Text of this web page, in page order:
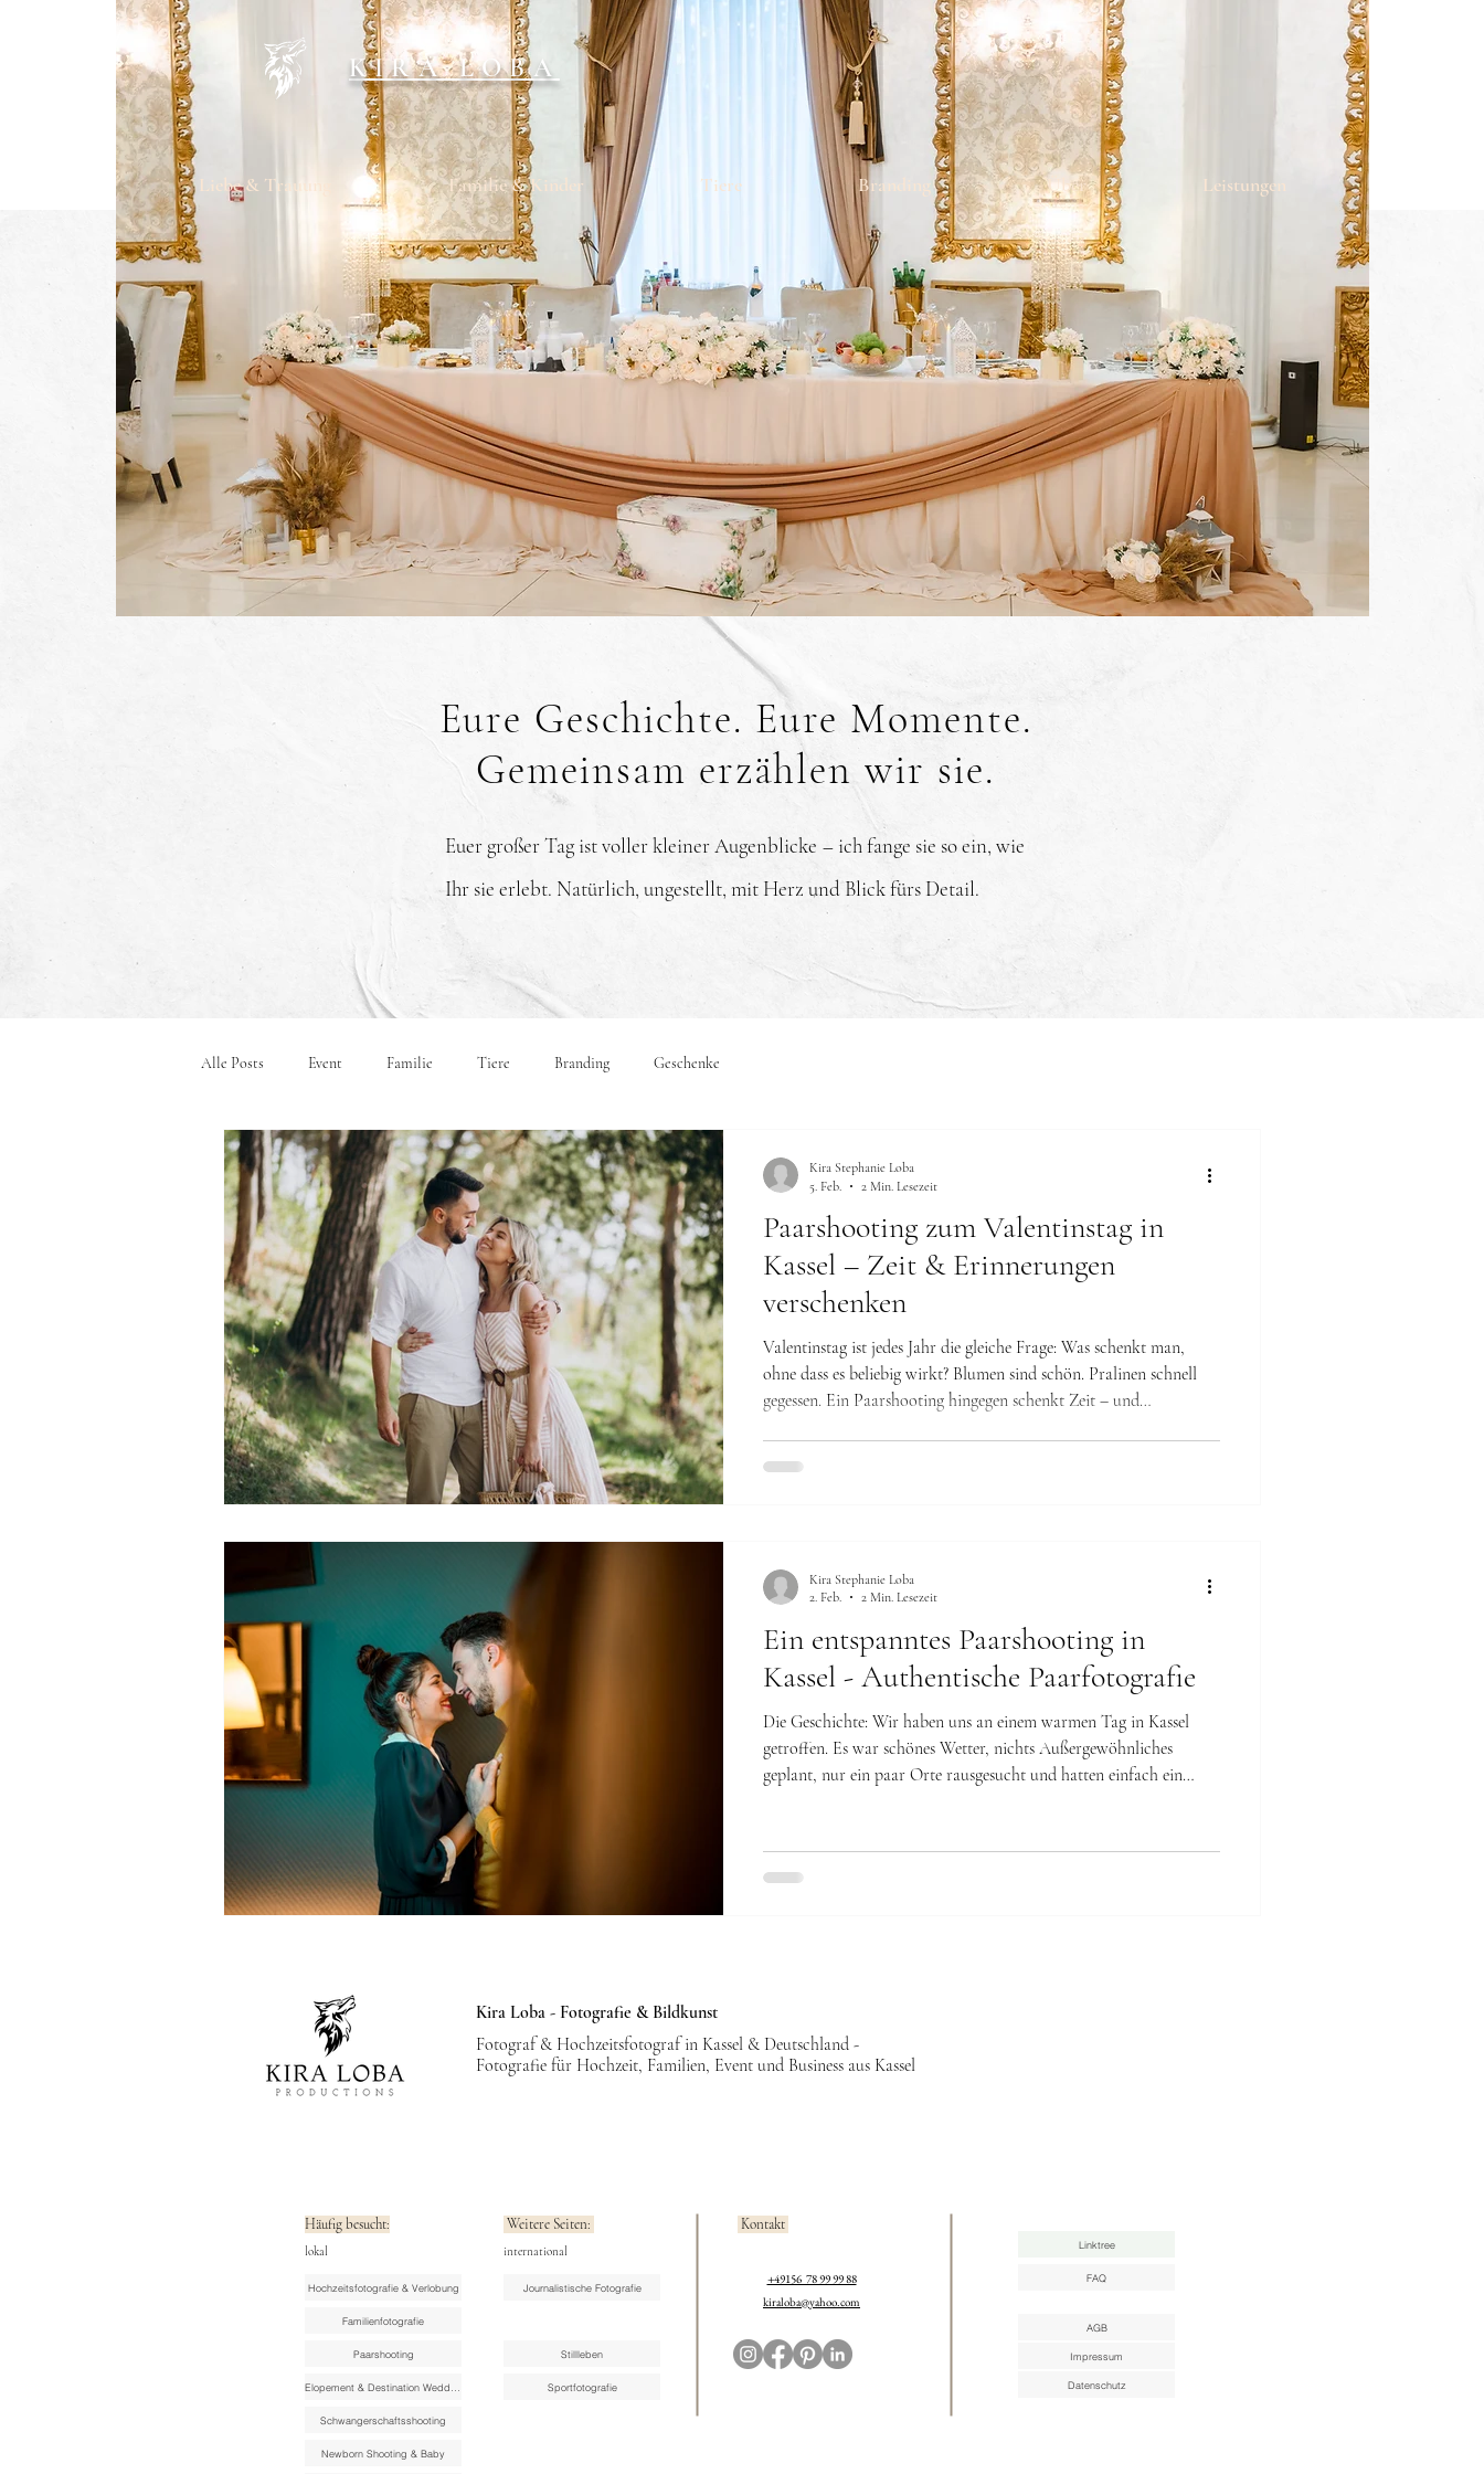
KIRA LOBA
Liebe & Trauung Familie & Kinder Tiere Branding Über Leistungen
Eure Geschichte. Eure Momente.
Gemeinsam erzählen wir sie.
Euer großer Tag ist voller kleiner Augenblicke – ich fange sie so ein, wie
Ihr sie erlebt. Natürlich, ungestellt, mit Herz und Blick fürs Detail.
Alle Posts Event Familie Tiere Branding Geschenke
Paarshooting zum Valentinstag in
Kassel – Zeit & Erinnerungen
verschenken
Valentinstag ist jedes Jahr die gleiche Frage: Was schenkt man,
ohne dass es beliebig wirkt? Blumen sind schön. Pralinen schnell
gegessen. Ein Paarshooting hingegen schenkt Zeit – und
Kira Stephanie Loba
5. Feb.
2 Min. Lesezeit
Ein entspanntes Paarshooting in
Kassel - Authentische Paarfotografie
Die Geschichte: Wir haben uns an einem warmen Tag in Kassel
getroffen. Es war schönes Wetter, nichts Außergewöhnliches
geplant, nur ein paar Orte rausgesucht und hatten einfach ein
vorhaben. Irgendwann meinte jemand, dass ein Kaffee jetzt
eigentlich ganz schön wäre. Also haben wir uns umgeschaut und
Kira Stephanie Loba
2. Feb.
2 Min. Lesezeit
Kira Loba - Fotografie & Bildkunst
Fotograf & Hochzeitsfotograf in Kassel & Deutschland -
Fotografie für Hochzeit, Familien, Event und Business aus Kassel
Häufig besucht:
lokal
Hochzeitsfotografie & Verlobung
Familienfotografie
Paarshooting
Schwangerschaftsshooting
Newborn Shooting & Baby
Weitere Seiten:
international
Journalistische Fotografie
Stillleben
Sportfotografie
Kontakt
+49156 78 99 99 88
kiraloba@yahoo.com
Linktree
FAQ
Impressum
Datenschutz
AGB